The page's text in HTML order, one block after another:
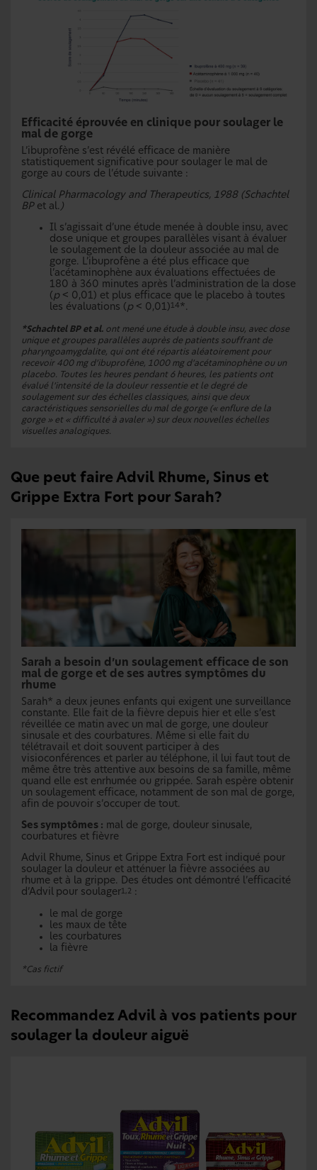
Efficacité éprouvée en clinique pour soulager le
mal de gorge
L’ibuprofène s’est révélé efficace de manière
statistiquement significative pour soulager le mal de
gorge au cours de l’étude suivante :
Clinical Pharmacology and Therapeutics, 1988 (Schachtel
BP et al. )
Il s’agissait d’une étude menée à double insu, avec
dose unique et groupes parallèles visant à évaluer
le soulagement de la douleur associée au mal de
gorge. L’ibuprofène a été plus efficace que
l’acétaminophène aux évaluations effectuées de
180 à 360 minutes après l’administration de la dose
( p< 0,01) et plus efficace que le placebo à toutes
les évaluations ( p< 0,01) 14 *.
*Schachtel BP et al. ont mené une étude à double insu, avec dose
unique et groupes parallèles auprès de patients souffrant de
pharyngoamygdalite, qui ont été répartis aléatoirement pour
recevoir 400 mg d’ibuprofène, 1000 mg d’acétaminophène ou un
placebo. Toutes les heures pendant 6 heures, les patients ont
évalué l’intensité de la douleur ressentie et le degré de
soulagement sur des échelles classiques, ainsi que deux
caractéristiques sensorielles du mal de gorge (« enflure de la
gorge » et « difficulté à avaler ») sur deux nouvelles échelles
visuelles analogiques.
Que peut faire Advil Rhume, Sinus et
Grippe Extra Fort pour Sarah?
Sarah a besoin d’un soulagement efficace de son
mal de gorge et de ses autres symptômes du
rhume
Sarah* a deux jeunes enfants qui exigent une surveillance
constante. Elle fait de la fièvre depuis hier et elle s’est
réveillée ce matin avec un mal de gorge, une douleur
sinusale et des courbatures. Même si elle fait du
télétravail et doit souvent participer à des
visioconférences et parler au téléphone, il lui faut tout de
même être très attentive aux besoins de sa famille, même
quand elle est enrhumée ou grippée. Sarah espère obtenir
un soulagement efficace, notamment de son mal de gorge,
afin de pouvoir s’occuper de tout.
Ses symptômes : mal de gorge, douleur sinusale,
courbatures et fièvre
Advil Rhume, Sinus et Grippe Extra Fort est indiqué pour
soulager la douleur et atténuer la fièvre associées au
rhume et à la grippe. Des études ont démontré l’efficacité
d’Advil pour soulager1,2 :
le mal de gorge
les maux de tête
les courbatures
la fièvre
*Cas fictif
Recommandez Advil à vos patients pour
soulager la douleur aiguë